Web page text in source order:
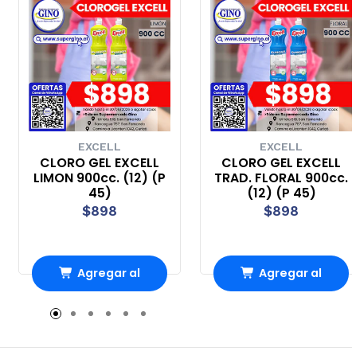
EXCELL
CLORO GEL EXCELL
LIMON 900cc. (12) (P
45)
$898
Agregar al
Carro
EXCELL
CLORO GEL EXCELL
TRAD. FLORAL 900cc.
(12) (P 45)
$898
Agregar al